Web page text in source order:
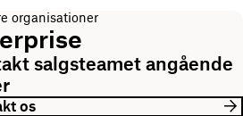
organisationer
salgsteamet angående
os